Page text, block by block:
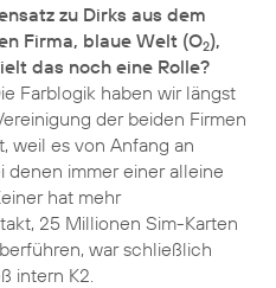
zu Dirks aus dem
Firma, blaue Welt (O2),
das noch eine Rolle?
Farblogik haben wir längst
der beiden Firmen
weil es von Anfang an
denen immer einer alleine
hat mehr
25 Millionen Sim-Karten
war schließlich
intern K2.